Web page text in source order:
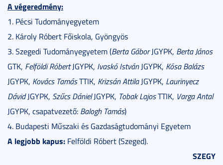
A végeredmény:
1. Pécsi Tudományegyetem
2. Károly Róbert Főiskola, Gyöngyös
3. Szegedi Tudományegyetem (Berta GáborJGYPK, Berta János
GTK, Felföldi RóbertJGYPK, Ivaskó IstvánJGYPK, Kósa Balázs
JGYPK, Kovács TamásTTIK, Krizsán AttilaJGYPK, Laurinyecz
DávidJGYPK, Szűcs DánielJGYPK, Tobak LajosTTIK, Varga Antal
JGYPK, csapatvezető: Balogh Tamás)
4. Budapesti Műszaki és Gazdaságtudományi Egyetem
A legjobb kapus: Felföldi Róbert (Szeged).
SZEGY